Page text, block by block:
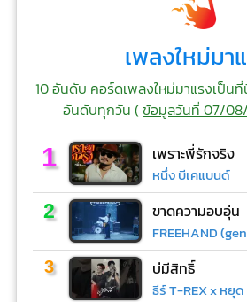
เพลงใหม่มา
10 อันดับ คอร์ดเพลงใหม่มาแรงเป็น
อันดับทุกวัน (ข้อมูลวันที่ 07/
1 เพราะพี่รักจริง
หนึ่ง บีเคแบนด์
2 ขาดความอบอุ่น
3 บ่มีสิทธิ์
ธีร์ T-REX x หยุด